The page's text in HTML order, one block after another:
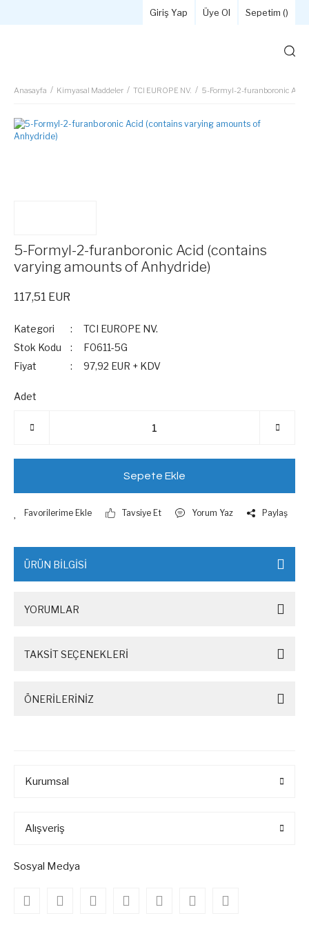
Giriş Yap Üye Ol Sepetim ()
Anasayfa Kimyasal Maddeler TCI EUROPE NV. 5-Formyl-2-furanboronic Acid
5-Formyl-2-furanboronic Acid (contains
varying amounts of Anhydride)
117,51 EUR
Kategori
TCI EUROPE NV.
Stok Kodu
F0611-5G
Fiyat
97,92 EUR + KDV
Adet
Sepete Ekle
Tavsiye Et Yorum Yaz Paylaş
ÜRÜN BİLGİSİ
YORUMLAR
TAKSİT SEÇENEKLERİ
ÖNERİLERİNİZ
Kurumsal
Alışveriş
Sosyal Medya